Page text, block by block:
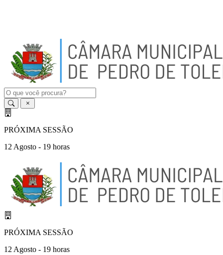
PRÓXIMA SESSÃO
12 Agosto - 19 horas
PRÓXIMA SESSÃO
12 Agosto - 19 horas